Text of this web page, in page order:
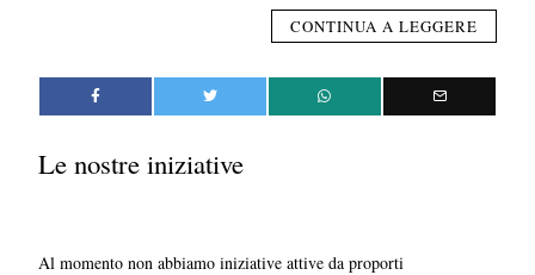
CONTINUA A LEGGERE
Le nostre iniziative
Al momento non abbiamo iniziative attive da proporti